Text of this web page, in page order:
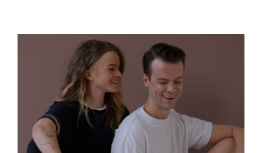
Vinyasa
mit
Tomma
&
Nils